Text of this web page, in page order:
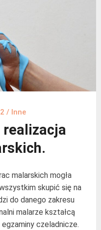
/ Inne
realizacja
malarskich mogła
skupić się na
do danego zakresu
malarze kształcą
czeladnicze.